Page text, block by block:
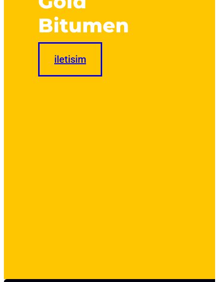
Bitumen
iletisim